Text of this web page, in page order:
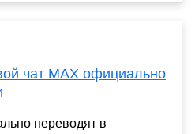
чат MAX официально
переводят в